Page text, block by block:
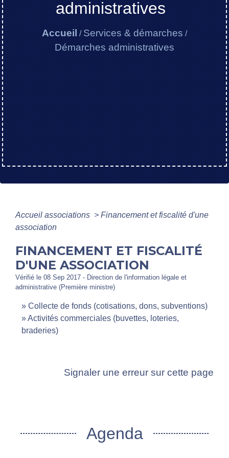
administratives
Accueil / Services & démarches /
Démarches administratives
Accueil associations > Financement et fiscalité d'une
association
FINANCEMENT ET FISCALITÉ
D'UNE ASSOCIATION
Vérifié le 08 Sep 2017 - Direction de l'information légale et
administrative (Première ministre)
Collecte de fonds (cotisations, dons, subventions)
Activités commerciales (buvettes, loteries,
braderies)
Signaler une erreur sur cette page
Agenda